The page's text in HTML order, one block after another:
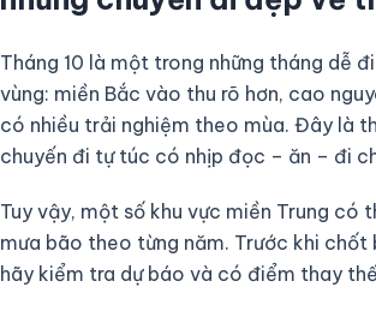
Tháng 10 là một trong những tháng dễ
vùng: miền Bắc vào thu rõ hơn, cao
có nhiều trải nghiệm theo mùa. Đây là
chuyến đi tự túc có nhịp đọc – ăn – đi
Tuy vậy, một số khu vực miền Trung có
mưa bão theo từng năm. Trước khi chốt
hãy kiểm tra dự báo và có điểm thay